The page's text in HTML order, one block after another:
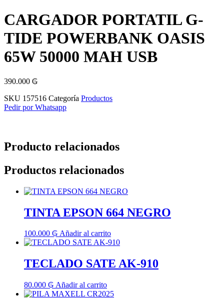
CARGADOR PORTATIL G-
TIDE POWERBANK OASIS
65W 50000 MAH USB
390.000 ₲
SKU 157516 Categoría Productos
Pedir por Whatsapp
Producto relacionados
Productos relacionados
TINTA EPSON 664 NEGRO
100.000 ₲ Añadir al carrito
TECLADO SATE AK-910
80.000 ₲ Añadir al carrito